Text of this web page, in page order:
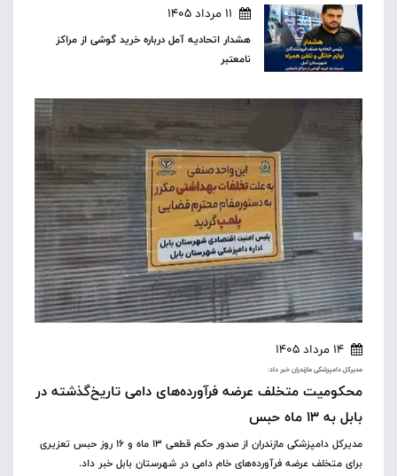
11 مرداد 1405
هشدار اتحادیه آمل درباره خرید گوشی از مراکز
نامعتبر
14 مرداد 1405
مدیرکل دامپزشکی مازندران خبر داد:
محکومیت متخلف عرضه فرآورده‌های دامی تاریخ‌گذشته در
بابل به ۱۳ ماه حبس
مدیرکل دامپزشکی مازندران از صدور حکم قطعی ۱۳ ماه و ۱۶ روز حبس تعزیری
برای متخلف عرضه فرآورده‌های خام دامی در شهرستان بابل خبر داد.